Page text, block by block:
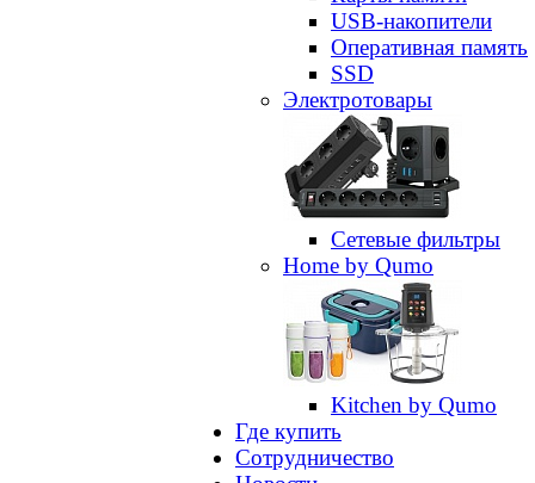
USB-накопители
Оперативная память
SSD
Электротовары
Сетевые фильтры
Home by Qumo
Kitchen by Qumo
Где купить
Сотрудничество